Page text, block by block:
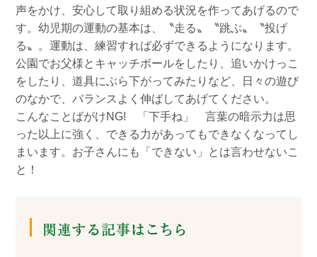
声をかけ、安心して取り組める状況を作ってあげるので
す。幼児期の運動の基本は、〝走る〟〝跳ぶ〟〝投げ
る〟。運動は、練習すれば必ずできるようになります。
公園でお父様とキャッチボールをしたり、追いかけっこ
をしたり、道具にぶら下がってみたりなど、日々の遊び
のなかで、バランスよく伸ばしてあげてください。
こんなことばがけNG! 「下手ね」 言葉の暗示力は思
った以上に強く、できる力があってもできなくなってし
まいます。お子さんにも「できない」とは言わせないこ
と！